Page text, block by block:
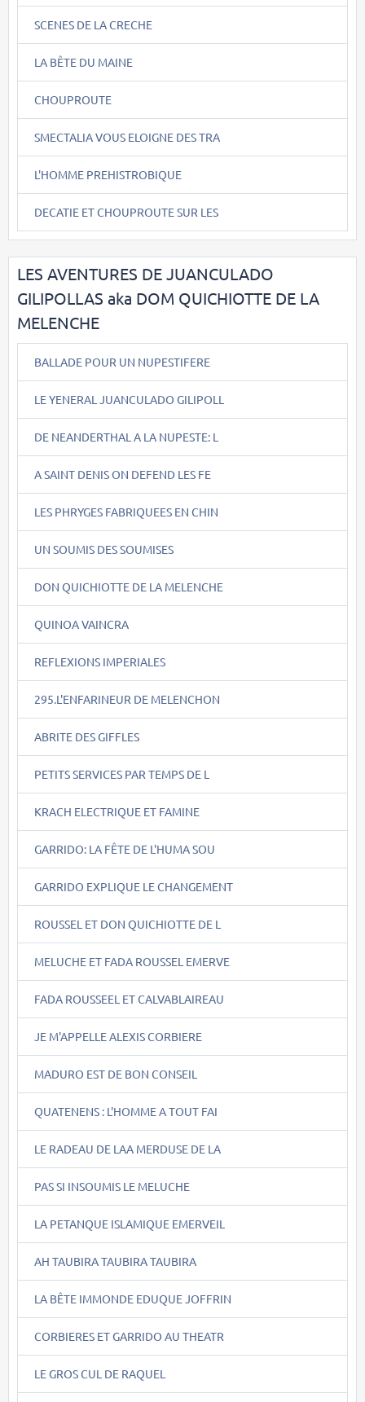
SCENES DE LA CRECHE
LA BÊTE DU MAINE
CHOUPROUTE
SMECTALIA VOUS ELOIGNE DES TRA
L'HOMME PREHISTROBIQUE
DECATIE ET CHOUPROUTE SUR LES
LES AVENTURES DE JUANCULADO
GILIPOLLAS aka DOM QUICHIOTTE DE LA
MELENCHE
BALLADE POUR UN NUPESTIFERE
LE YENERAL JUANCULADO GILIPOLL
DE NEANDERTHAL A LA NUPESTE: L
A SAINT DENIS ON DEFEND LES FE
LES PHRYGES FABRIQUEES EN CHIN
UN SOUMIS DES SOUMISES
DON QUICHIOTTE DE LA MELENCHE
QUINOA VAINCRA
REFLEXIONS IMPERIALES
295.L'ENFARINEUR DE MELENCHON
ABRITE DES GIFFLES
PETITS SERVICES PAR TEMPS DE L
KRACH ELECTRIQUE ET FAMINE
GARRIDO: LA FÊTE DE L'HUMA SOU
GARRIDO EXPLIQUE LE CHANGEMENT
ROUSSEL ET DON QUICHIOTTE DE L
MELUCHE ET FADA ROUSSEL EMERVE
FADA ROUSSEEL ET CALVABLAIREAU
JE M'APPELLE ALEXIS CORBIERE
MADURO EST DE BON CONSEIL
QUATENENS : L'HOMME A TOUT FAI
LE RADEAU DE LAA MERDUSE DE LA
PAS SI INSOUMIS LE MELUCHE
LA PETANQUE ISLAMIQUE EMERVEIL
AH TAUBIRA TAUBIRA TAUBIRA
LA BÊTE IMMONDE EDUQUE JOFFRIN
CORBIERES ET GARRIDO AU THEATR
LE GROS CUL DE RAQUEL